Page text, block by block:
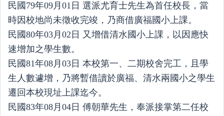
民國79年09月01日 選派尤育士先生為首任校長，當
時因校地尚未徵收完竣，乃商借廣福國小上課。
民國80年03月02日 又增借清水國小上課，以因應快
速增加之學生數。
民國81年08月03日 本校第一、二期校舍完工，且學
生人數遽增，乃將暫借讀於廣福、清水兩國小之學生
遷回本校現址上課迄今。
民國83年08月04日 傅朝華先生，奉派接掌第二任校